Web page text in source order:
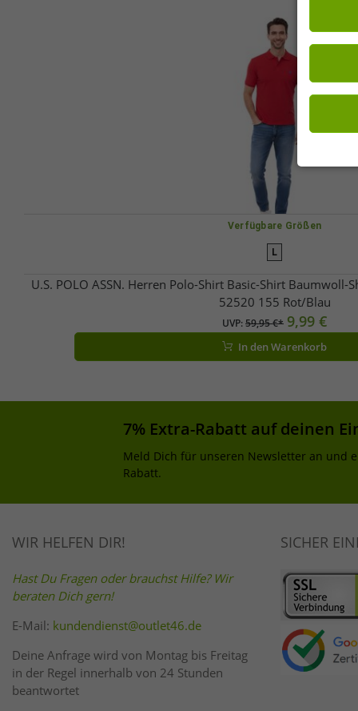
Verfügbare Größen
L
U.S. POLO ASSN. Herren Polo-Shirt Basic-Shirt
52520 155 Rot/Blau
UVP:59,95 €* 9,99 €
In den Warenkorb
7% Extra-Rabatt auf deinen
Meld Dich für unseren Newsletter an und
Rabatt.
WIR HELFEN DIR!
Hast Du Fragen oder brauchst Hilfe? Wir
beraten Dich gern!
E-Mail: kundendienst@outlet46.de
Deine Anfrage wird von Montag bis Freitag
in der Regel innerhalb von 24 Stunden
beantwortet
SICHER
Wirkung